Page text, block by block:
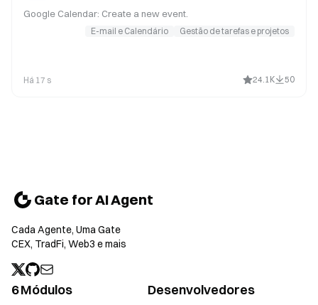
Google Calendar: Create a new event.
E-mail e Calendário Gestão de tarefas e projetos
Há 17 s 24.1K 50
Gate for AI Agent
Cada Agente, Uma Gate
CEX, TradFi, Web3 e mais
6 Módulos Desenvolvedores